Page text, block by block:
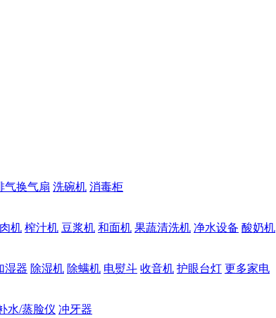
气换气扇 洗碗机 消毒柜
机 榨汁机 豆浆机 和面机 果蔬清洗机 净水设备 酸奶机
湿器 除湿机 除螨机 电熨斗 收音机 护眼台灯 更多家电
水/蒸脸仪 冲牙器